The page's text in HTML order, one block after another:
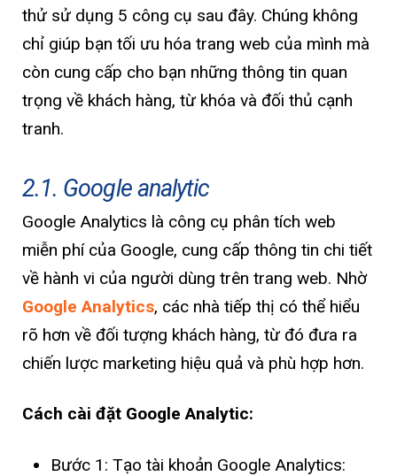
thử sử dụng 5 công cụ sau đây. Chúng không
chỉ giúp bạn tối ưu hóa trang web của mình mà
còn cung cấp cho bạn những thông tin quan
trọng về khách hàng, từ khóa và đối thủ cạnh
tranh.
2.1. Google analytic
Google Analytics là công cụ phân tích web
miễn phí của Google, cung cấp thông tin chi tiết
về hành vi của người dùng trên trang web. Nhờ
Google Analytics, các nhà tiếp thị có thể hiểu
rõ hơn về đối tượng khách hàng, từ đó đưa ra
chiến lược marketing hiệu quả và phù hợp hơn.
Cách cài đặt Google Analytic:
Bước 1: Tạo tài khoản Google Analytics: